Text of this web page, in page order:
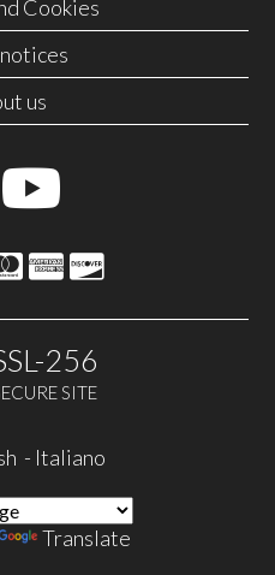
Cookies
us
256
SITE
- Italiano
Translate